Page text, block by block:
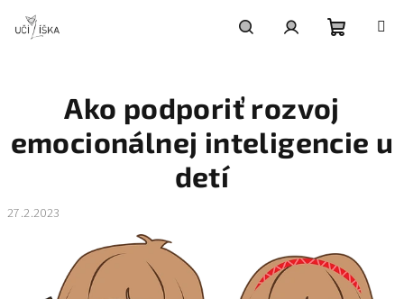
obsah
košík
Ako podporiť rozvoj
emocionálnej inteligencie u
detí
27.2.2023